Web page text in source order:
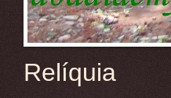
Relíquia